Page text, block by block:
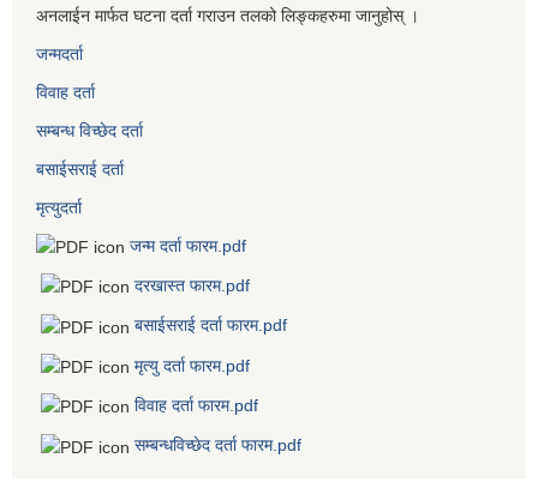
अनलाईन मार्फत घटना दर्ता गराउन तलको लिङ्कहरुमा जानुहोस् ।
जन्मदर्ता
विवाह दर्ता
सम्बन्ध विच्छेद दर्ता
बसाईसराई दर्ता
मृत्युदर्ता
जन्म दर्ता फारम.pdf
दरखास्त फारम.pdf
बसाईसराई दर्ता फारम.pdf
मृत्यु दर्ता फारम.pdf
विवाह दर्ता फारम.pdf
सम्बन्धविच्छेद दर्ता फारम.pdf